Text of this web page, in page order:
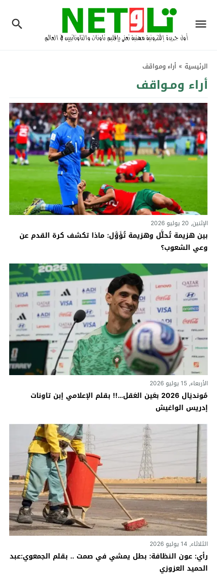
الرئيسية » أراء ومـواقف
أراء ومـواقف
الإثنين, 20 يوليو 2026
بين هزيمة تُحلَّل وهزيمة تُؤَوَّل: ماذا تكشف كرة القدم عن
وعي الشعوب؟
الأربعاء, 15 يوليو 2026
مُونديَال 2026 بعَين العَقل…!! بقلم الإعلامي إبن تاونات
إدريس الواغيش
الثلاثاء, 14 يوليو 2026
رأي: عون النظافة: بطل يمشي في صمت .. بقلم الجمعوي:عبد
الحميد العزوزي